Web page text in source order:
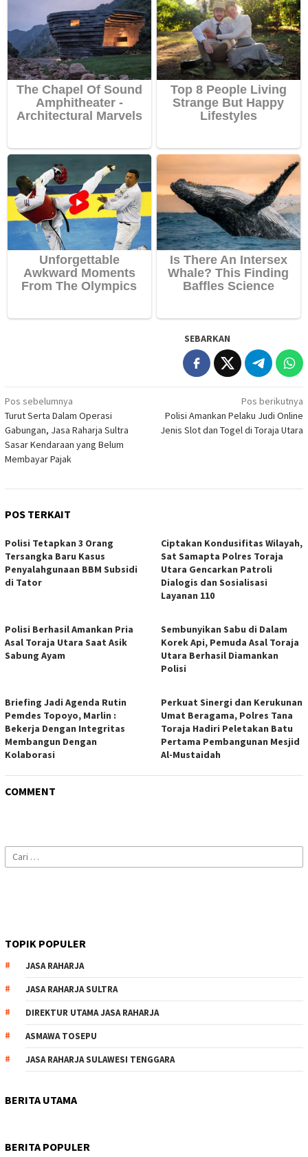
SEBARKAN
Navigasi
pos
Pos sebelumnya
Turut Serta Dalam Operasi
Gabungan, Jasa Raharja Sultra
Sasar Kendaraan yang Belum
Membayar Pajak
Pos berikutnya
Polisi Amankan Pelaku Judi Online
Jenis Slot dan Togel di Toraja Utara
POS TERKAIT
Polisi Tetapkan 3 Orang
Tersangka Baru Kasus
Penyalahgunaan BBM Subsidi
di Tator
Ciptakan Kondusifitas Wilayah,
Sat Samapta Polres Toraja
Utara Gencarkan Patroli
Dialogis dan Sosialisasi
Layanan 110
Polisi Berhasil Amankan Pria
Asal Toraja Utara Saat Asik
Sabung Ayam
Sembunyikan Sabu di Dalam
Korek Api, Pemuda Asal Toraja
Utara Berhasil Diamankan
Polisi
Briefing Jadi Agenda Rutin
Pemdes Topoyo, Marlin :
Bekerja Dengan Integritas
Membangun Dengan
Kolaborasi
Perkuat Sinergi dan Kerukunan
Umat Beragama, Polres Tana
Toraja Hadiri Peletakan Batu
Pertama Pembangunan Mesjid
Al-Mustaidah
COMMENT
Cari
untuk:
TOPIK POPULER
JASA RAHARJA
JASA RAHARJA SULTRA
DIREKTUR UTAMA JASA RAHARJA
ASMAWA TOSEPU
JASA RAHARJA SULAWESI TENGGARA
BERITA UTAMA
BERITA POPULER